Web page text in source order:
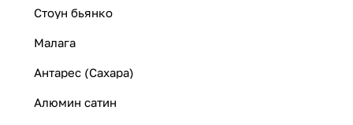
Стоун бьянко
Малага
Антарес (Сахара)
Алюмин сатин